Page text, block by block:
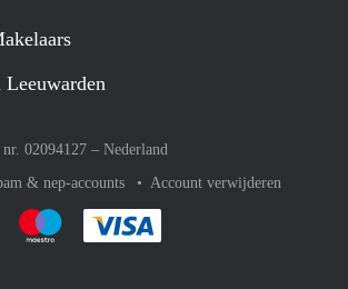
02094127 – Nederland
& nep-accounts Account verwijderen
af met Paypal
Je rekent gemakkelijk af met Mastercard
Je rekent gemakkelijk af met Meastro